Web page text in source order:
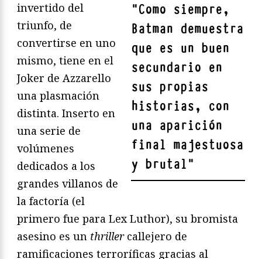
"Como siempre,
Batman demuestra
que es un buen
secundario en
sus propias
historias, con
una aparición
final majestuosa
y brutal"
invertido del
triunfo, de
convertirse en uno
mismo, tiene en el
Joker de Azzarello
una plasmación
distinta. Inserto en
una serie de
volúmenes
dedicados a los
grandes villanos de
la factoría (el
primero fue para Lex Luthor), su bromista
asesino es un thrillercallejero de
ramificaciones terroríficas gracias al